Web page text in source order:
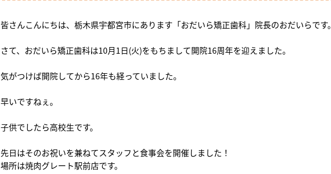
皆さんこんにちは、栃木県宇都宮市にあります「おだいら矯正歯科」院長のおだいらです。
さて、おだいら矯正歯科は10月1日(火)をもちまして開院16周年を迎えました。
気がつけば開院してから16年も経っていました。
早いですねぇ。
子供でしたら高校生です。
先日はそのお祝いを兼ねてスタッフと食事会を開催しました！
場所は焼肉グレート駅前店です。